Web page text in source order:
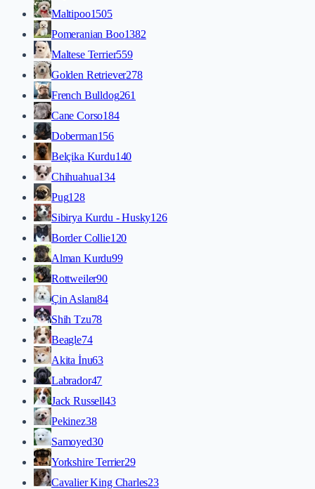
Maltipoo1505
Pomeranian Boo1382
Maltese Terrier559
Golden Retriever278
French Bulldog261
Cane Corso184
Doberman156
Belçika Kurdu140
Chihuahua134
Pug128
Sibirya Kurdu - Husky126
Border Collie120
Alman Kurdu99
Rottweiler90
Çin Aslanı84
Shih Tzu78
Beagle74
Akita İnu63
Labrador47
Jack Russell43
Pekinez38
Samoyed30
Yorkshire Terrier29
Cavalier King Charles23